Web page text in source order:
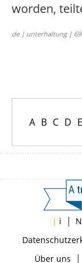
worden,
de | unterhaltung |
A B C D E
| i |
Über uns |